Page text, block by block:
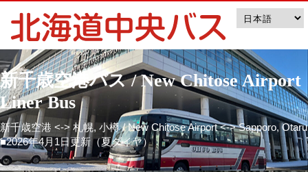
新千歳空港バス / New Chitose Airport
Liner Bus
新千歳空港 <-> 札幌, 小樽 / New Chitose Airport <-> Sapporo, Otaru
■2026年4月1日更新（夏ダイヤ）